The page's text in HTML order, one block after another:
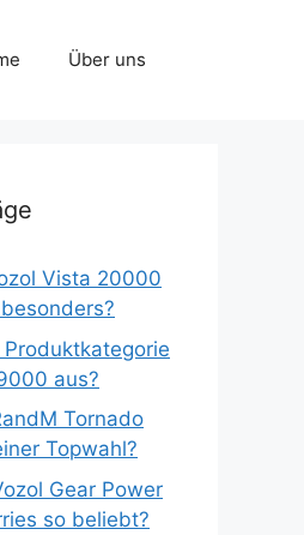
Über uns
Vista 20000
aus?
Tornado
Topwahl?
Gear Power
so beliebt?